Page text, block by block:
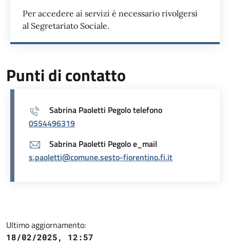
Per accedere ai servizi è necessario rivolgersi
al Segretariato Sociale.
Punti di contatto
Sabrina Paoletti Pegolo telefono
0554496319
Sabrina Paoletti Pegolo e_mail
s.paoletti@comune.sesto-fiorentino.fi.it
Ultimo aggiornamento:
18/02/2025, 12:57